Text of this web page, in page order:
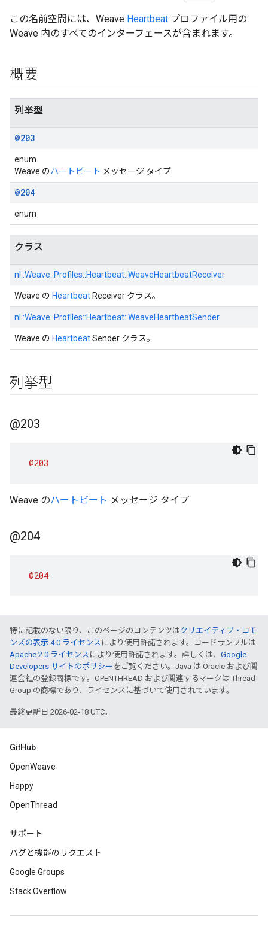
この名前空間には、Weave Heartbeat プロファイル用の
Weave 内のすべてのインターフェースが含まれます。
概要
列挙型
@203
enum
Weave のハートビート メッセージ タイプ
@204
enum
クラス
nl::Weave::Profiles::Heartbeat::WeaveHeartbeatReceiver
Weave の Heartbeat Receiver クラス。
nl::Weave::Profiles::Heartbeat::WeaveHeartbeatSender
Weave の HeartbeatSender クラス。
列挙型
@203
@203
Weave のハートビート メッセージ タイプ
@204
@204
特に記載のない限り、このページのコンテンツはクリエイティブ・コモ
ンズの表示 4.0 ライセンス により使用許諾されます。コードサンプルは
Apache 2.0 ライセンス により使用許諾されます。詳しくは、 Google
Developers サイトのポリシー をご覧ください。Java は Oracle および関
連会社の登録商標です。OPENTHREAD および関連するマークは Thread
Group の商標であり、ライセンスに基づいて使用されています。
最終更新日 2026-02-18 UTC。
GitHub
OpenWeave
Happy
OpenThread
サポート
バグと機能のリクエスト
Google Groups
Stack Overflow